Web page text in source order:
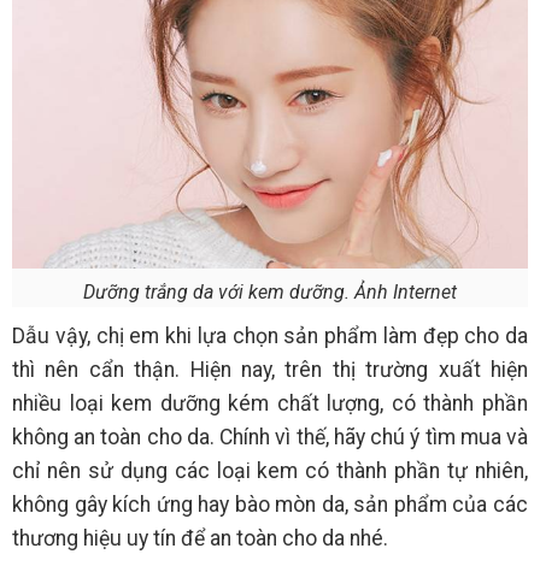
Dưỡng trắng da với kem dưỡng. Ảnh Internet
Dẫu vậy, chị em khi lựa chọn sản phẩm làm đẹp cho da
thì nên cẩn thận. Hiện nay, trên thị trường xuất hiện
nhiều loại kem dưỡng kém chất lượng, có thành phần
không an toàn cho da. Chính vì thế, hãy chú ý tìm mua và
chỉ nên sử dụng các loại kem có thành phần tự nhiên,
không gây kích ứng hay bào mòn da, sản phẩm của các
thương hiệu uy tín để an toàn cho da nhé.